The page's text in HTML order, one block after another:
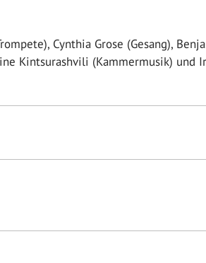
Cynthia Grose (Gesang),
Kintsurashvili (Kammermusik) und